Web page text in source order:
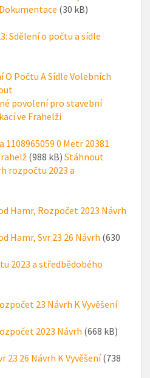
(30 kB)
Sdělení o počtu a sídle
O Počtu A Sídle Volebních
povolení pro stavební
ve Frahelži
1108965059 0 Metr 20381
(988 kB) Stáhnout
rozpočtu 2023 a
Hamr, Rozpočet 2023 Návrh
Hamr, Svr 23 26 Návrh (630
2023 a středbědobého
23 Návrh K Vyvěšení
2023 Návrh (668 kB)
23 26 Návrh K Vyvěšení(738